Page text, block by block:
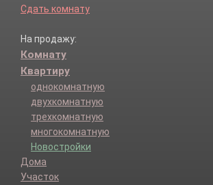
Сдать комнату
На продажу:
Комнату
Квартиру
однокомнатную
двухкомнатную
трехкомнатную
многокомнатную
Новостройки
Дома
Участок